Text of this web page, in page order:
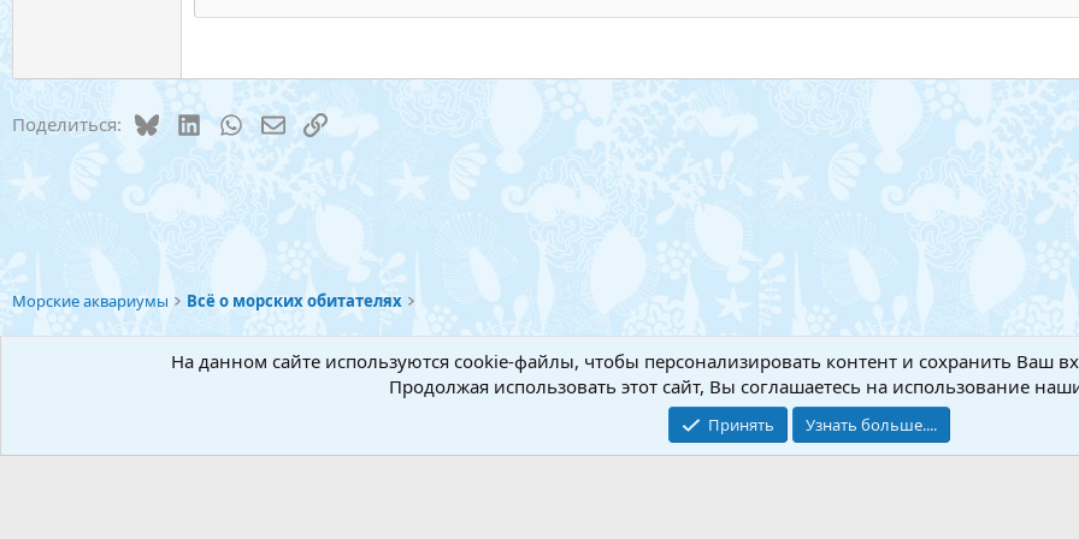
18
Заголовок 3
Times New Roman
Trebuchet MS
Verdana
Поделиться: BlueskyLinkedInWhatsAppЭлектронная почта
Ссылка
Морские аквариумы Всё о морских обитателях
Обратная связь Условия и
Add-ons by TeslaCloud ☁️
Перевод от Jumuro
Xenforo Theme © by ©XenTR
На данном сайте используются cookie-файлы, чтобы персонализировать контент и сохранить Ваш
Продолжая использовать этот сайт, Вы соглашаетесь на использование
Принять Узнать больше....